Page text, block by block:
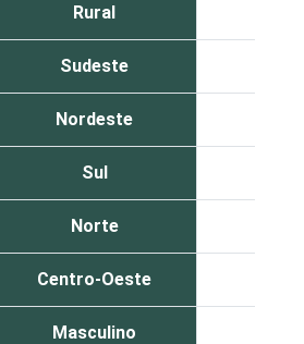
Rural
Sudeste
Nordeste
Sul
Norte
Centro-Oeste
Masculino